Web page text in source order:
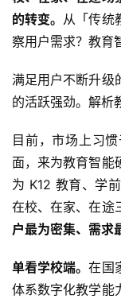
的转变。 从「传统
察用户需求？教育
满足用户不断升级
的活跃强劲。解析
目前，市场上习
面，来为教育智能
为 K12 教育、学
在校、在家、在途
户最为密集、需求
单看学校端。在国
体系数字化教学能